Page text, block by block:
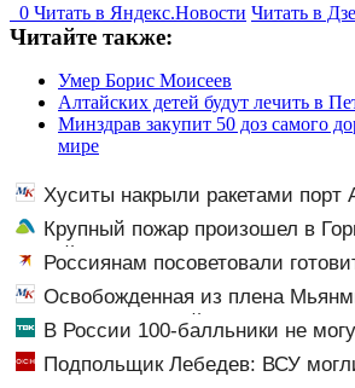
0 Читать в Яндекс.Новости Читать в
Читайте также:
Умер Борис Моисеев
Алтайских детей будут лечить в
Минздрав закупит 50 доз самого
мире
Хуситы накрыли ракетами порт
жертвКрупный пожар произошел в
жилой дом
Россиянам посоветовали
заранее: что важно знать
Освобожденная из плена
пропала в арабской стране
В России 100-балльники не
олимпиадников: в чем причина?
Подпольщик Лебедев: ВСУ